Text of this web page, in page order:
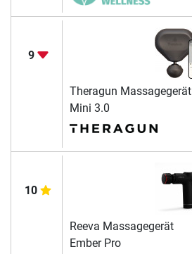
9
Theragun Massagegerät
Mini 3.0
10
Reeva Massagegerät
Ember Pro